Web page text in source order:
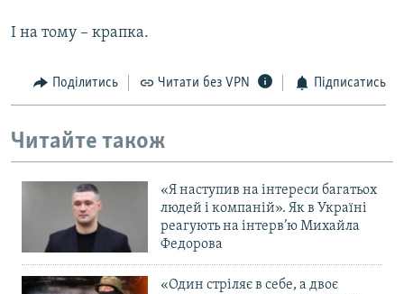
І на тому – крапка.
Поділитись Читати без VPN Підписатись
Читайте також
«Я наступив на інтереси багатьох
людей і компаній». Як в Україні
реагують на інтерв’ю Михайла
Федорова
«Один стріляє в себе, а двоє